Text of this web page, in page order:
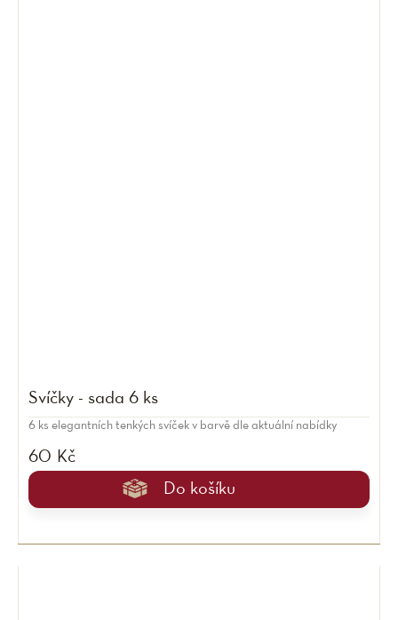
Svíčky - sada 6 ks
60 Kč
Do košíku
6 ks elegantních tenkých svíček v barvě dle aktuální nabídky